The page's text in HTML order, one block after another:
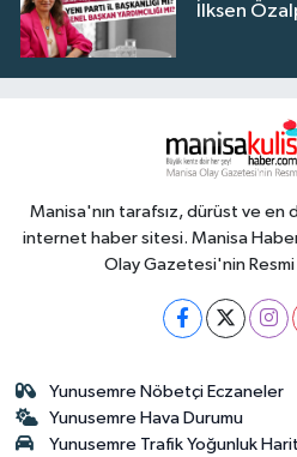
İlksen
Manisa'nın tarafsız, dürüst ve en
internet haber sitesi. Manisa
Olay Gazetesi'nin
Yunusemre Nöbetçi Eczaneler
Yunusemre Hava Durumu
Yunusemre Trafik Yoğunluk